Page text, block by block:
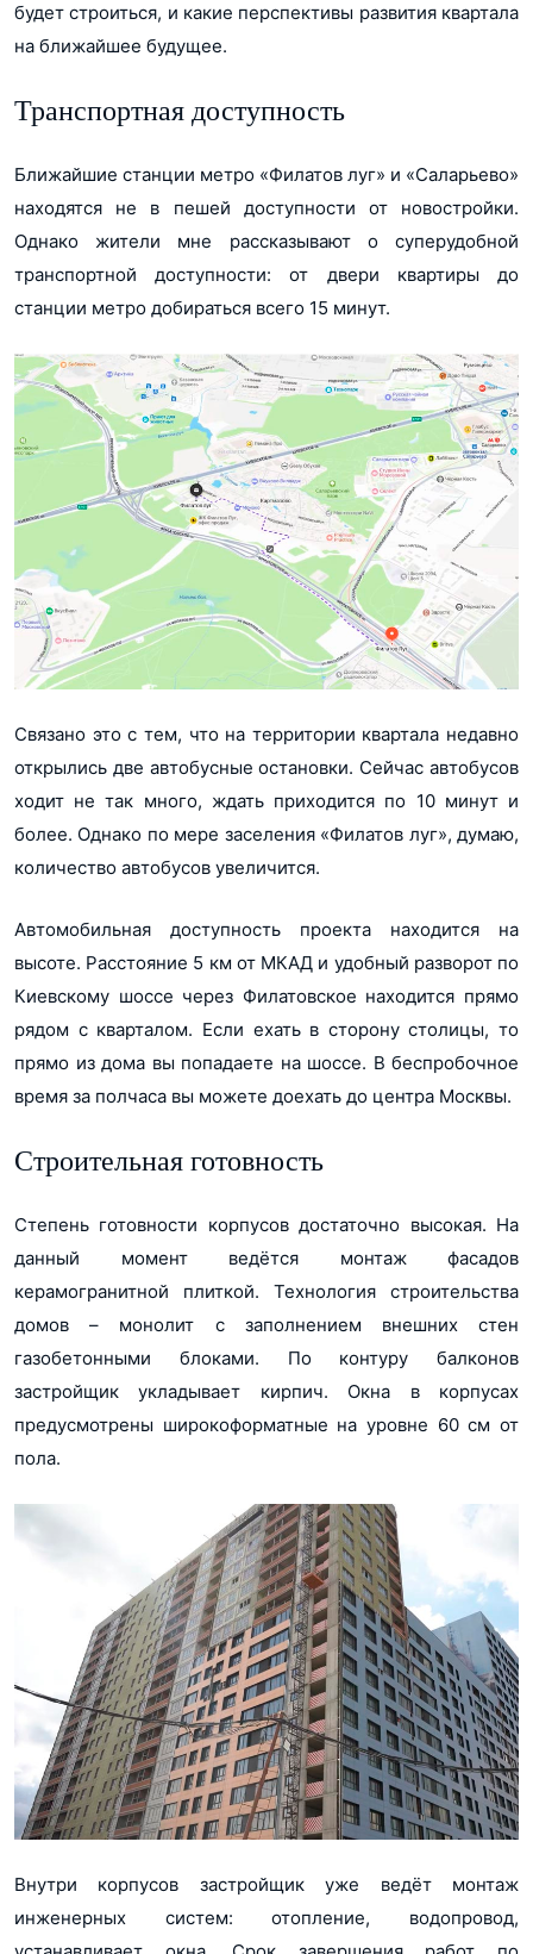
будет строиться, и какие перспективы развития квартала
на ближайшее будущее.
Транспортная доступность
Ближайшие станции метро «Филатов луг» и «Саларьево»
находятся не в пешей доступности от новостройки.
Однако жители мне рассказывают о суперудобной
транспортной доступности: от двери квартиры до
станции метро добираться всего 15 минут.
Связано это с тем, что на территории квартала недавно
открылись две автобусные остановки. Сейчас автобусов
ходит не так много, ждать приходится по 10 минут и
более. Однако по мере заселения «Филатов луг», думаю,
количество автобусов увеличится.
Автомобильная доступность проекта находится на
высоте. Расстояние 5 км от МКАД и удобный разворот по
Киевскому шоссе через Филатовское находится прямо
рядом с кварталом. Если ехать в сторону столицы, то
прямо из дома вы попадаете на шоссе. В беспробочное
время за полчаса вы можете доехать до центра Москвы.
Строительная готовность
Степень готовности корпусов достаточно высокая. На
данный момент ведётся монтаж фасадов
керамогранитной плиткой. Технология строительства
домов – монолит с заполнением внешних стен
газобетонными блоками. По контуру балконов
застройщик укладывает кирпич. Окна в корпусах
предусмотрены широкоформатные на уровне 60 см от
пола.
Внутри корпусов застройщик уже ведёт монтаж
инженерных систем: отопление, водопровод,